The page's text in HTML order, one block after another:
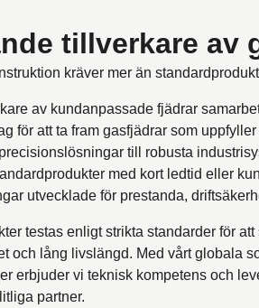
tillverkare av
kräver mer än
av kundanpassade fjädrar
för att ta fram gasfjädrar som
till robusta
med kort ledtid eller
utvecklade för prestanda,
testas enligt strikta standarder för
och lång livslängd. Med vårt globala
erbjuder vi teknisk kompetens och
partner.